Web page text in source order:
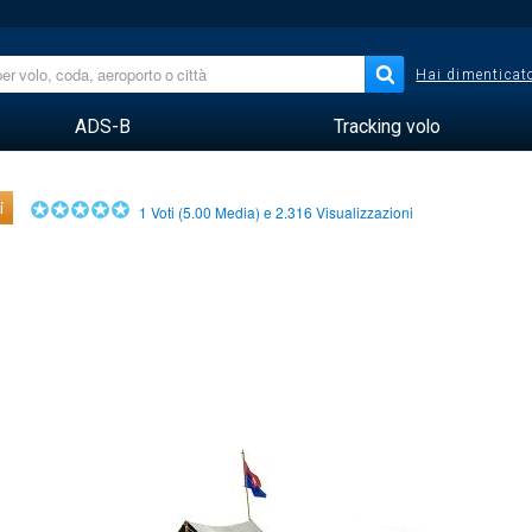
Hai
ADS-B Tracking volo
1 Voti (5.00 Media) e2.316 Visualizzazioni